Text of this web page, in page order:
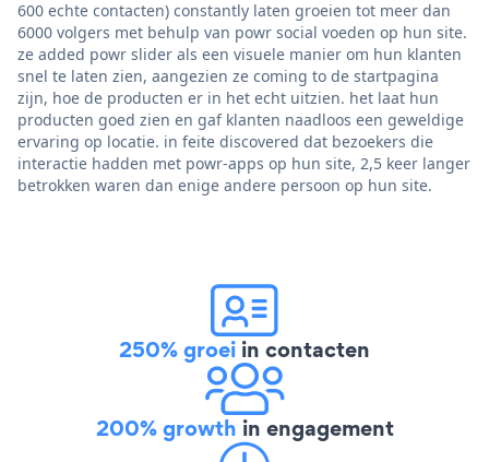
600 echte contacten) constantly laten groeien tot meer dan
6000 volgers met behulp van powr social voeden op hun site.
ze added powr slider als een visuele manier om hun klanten
snel te laten zien, aangezien ze coming to de startpagina
zijn, hoe de producten er in het echt uitzien. het laat hun
producten goed zien en gaf klanten naadloos een geweldige
ervaring op locatie. in feite discovered dat bezoekers die
interactie hadden met powr-apps op hun site, 2,5 keer langer
betrokken waren dan enige andere persoon op hun site.
250% groei in contacten
200% growth in engagement